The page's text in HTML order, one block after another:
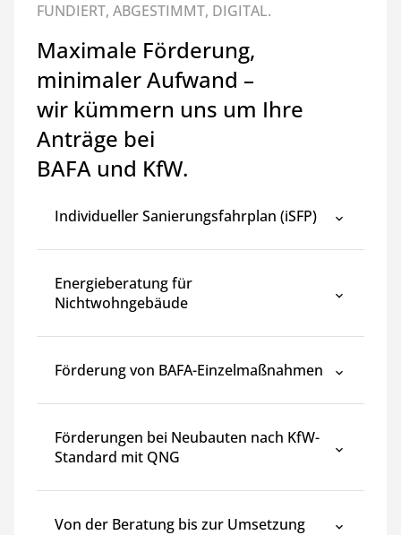
FUNDIERT, ABGESTIMMT, DIGITAL.
Maximale Förderung,
minimaler Aufwand –
wir kümmern uns um Ihre
Anträge bei
BAFA und KfW.
Individueller Sanierungsfahrplan (iSFP)
Energieberatung für
Nichtwohngebäude
Förderung von BAFA-Einzelmaßnahmen
Förderungen bei Neubauten nach KfW-
Standard mit QNG
Von der Beratung bis zur Umsetzung